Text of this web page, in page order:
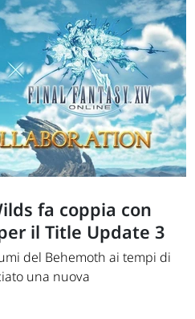
fa coppia con
il Title Update 3
del Behemoth ai tempi di
una nuova